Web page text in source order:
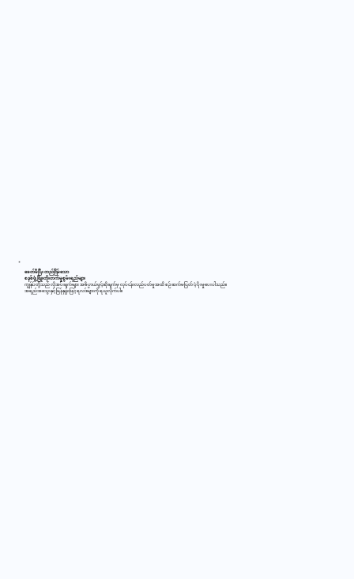
ခေတ်မီပြီး တည်ငြိမ်သော
စနစ်ဖွံ့ဖြိုးတိုးတက်မှုစွမ်းရည်များ
ကျွန်ုပ်တို့သည် လိုအပ်ချက်များ အဓိပ္ပာယ်ဖွင့်ဆိုချက်မှ လုပ်ငန်းလည်ပတ်မှုအထိ စဉ်ဆက်မပြတ် ပံ့ပိုးမှုပေးပါသည်။
အရည်အသွေးနှင့် မြန်နှုန်းဖြင့် ရလဒ်များကို ရယူလိုက်ပါ။